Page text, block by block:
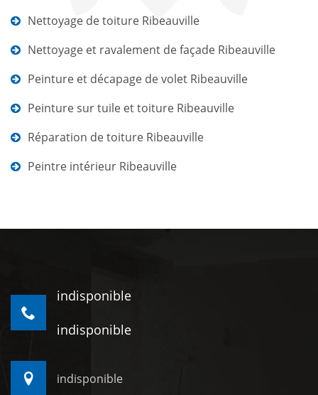
Nettoyage de toiture Ribeauville
Nettoyage et ravalement de façade Ribeauville
Peinture et décapage de volet Ribeauville
Peinture sur tuile et toiture Ribeauville
Réparation de toiture Ribeauville
Peintre intérieur Ribeauville
indisponible
indisponible
indisponible